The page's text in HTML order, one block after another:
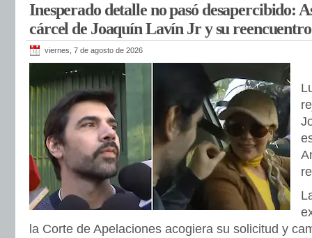
Inesperado detalle no pasó desapercibido:
cárcel de Joaquín Lavín Jr y su
viernes, 7 de agosto de 2026
la Corte de Apelaciones acogiera su solicitud y